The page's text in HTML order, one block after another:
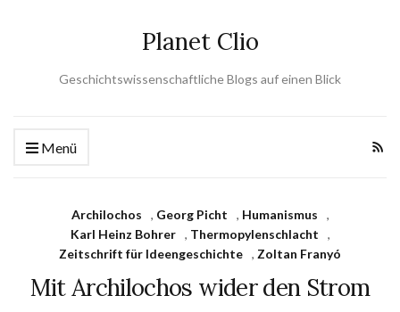
Planet Clio
Geschichtswissenschaftliche Blogs auf einen Blick
Menü
Archilochos , Georg Picht , Humanismus
,
Karl Heinz Bohrer
, Thermopylenschlacht
,
Zeitschrift für Ideengeschichte , Zoltan Franyó
Mit Archilochos wider den Strom